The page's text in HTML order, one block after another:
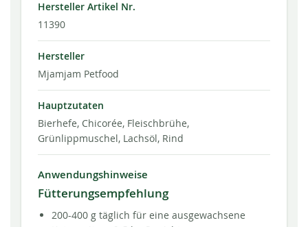
Hersteller Artikel Nr.
11390
Hersteller
Mjamjam Petfood
Hauptzutaten
Bierhefe, Chicorée, Fleischbrühe,
Grünlippmuschel, Lachsöl, Rind
Anwendungshinweise
Fütterungsempfehlung
200-400 g täglich für eine ausgewachsene